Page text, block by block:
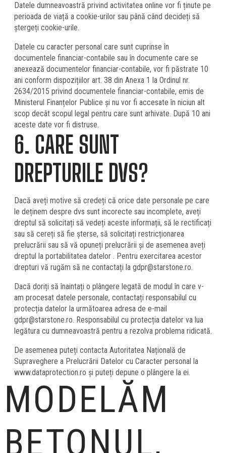
Datele dumneavoastră privind activitatea online vor fi ținute pe
perioada de viață a cookie-urilor sau până când decideți să
ștergeți cookie-urile.
Datele cu caracter personal care sunt cuprinse în
documentele financiar-contabile sau în documente care se
anexează documentelor financiar-contabile, vor fi păstrate 10
ani conform dispozițiilor art. 38 din Anexa 1 la Ordinul nr.
2634/2015 privind documentele financiar-contabile, emis de
Ministerul Finanțelor Publice și nu vor fi accesate în niciun alt
scop decât scopul legal pentru care sunt arhivate. După 10 ani
aceste date vor fi distruse.
6. CARE SUNT
DREPTURILE DVS?
Dacă aveți motive să credeți că orice date personale pe care
le deținem despre dvs sunt incorecte sau incomplete, aveți
dreptul să solicitați să vedeți aceste informații, să le rectificați
sau să cereți să fie șterse, să solicitați restricționarea
prelucrării sau să vă opuneți prelucrării și de asemenea aveți
dreptul la portabilitatea datelor . Pentru exercitarea acestor
drepturi vă rugăm să ne contactați la gdpr@starstone.ro.
Dacă doriți să înaintați o plângere legată de modul în care v-
am procesat datele personale, contactați responsabilul cu
protecția datelor la următoarea adresa de e-mail
gdpr@starstone.ro. Responsabilul cu protecția datelor va lua
legătura cu dumneavoastră pentru a rezolva problema ridicată.
De asemenea puteți contacta Autoritatea Națională de
Supraveghere a Prelucrării Datelor cu Caracter personal la
www.dataprotection.ro și puteți depune o plângere la ei.
MODELĂM
BETONUL,